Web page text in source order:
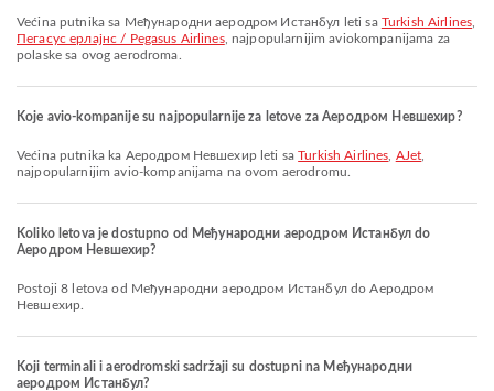
Većina putnika sa Међународни аеродром Истанбул leti sa Turkish Airlines
Пегасус ерлајнс / Pegasus Airlines, najpopularnijim aviokompanijama za
polaske sa ovog aerodroma.
Koje avio-kompanije su najpopularnije za letove za Aеродром Невшехир?
Većina putnika ka Aеродром Невшехир leti saTurkish Airlines AJet
najpopularnijim avio-kompanijama na ovom aerodromu.
Koliko letova je dostupno od Међународни аеродром Истанбул do
Aеродром Невшехир?
Postoji 8 letova od Међународни аеродром Истанбул do Aеродром
Невшехир.
Koji terminali i aerodromski sadržaji su dostupni na Међународни
аеродром Истанбул?